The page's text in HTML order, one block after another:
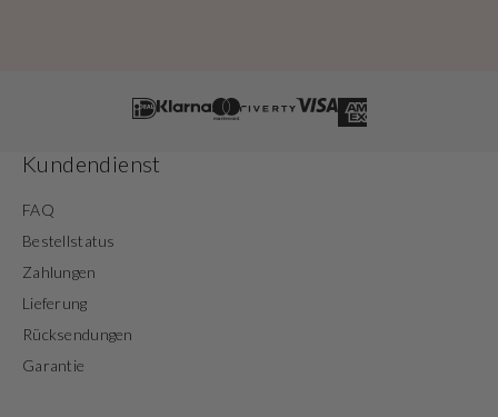
Kundendienst
FAQ
Bestellstatus
Zahlungen
Lieferung
Rücksendungen
Garantie